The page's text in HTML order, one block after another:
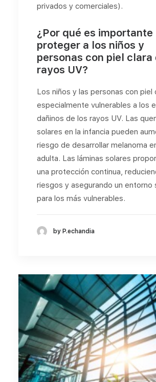
privados y comerciales).
¿Por qué es importante
proteger a los niños y
personas con piel clara
rayos UV?
Los niños y las personas con piel
especialmente vulnerables a los
dañinos de los rayos UV. Las
solares en la infancia pueden
riesgo de desarrollar melanoma
adulta. Las láminas solares
una protección continua,
riesgos y asegurando un entorno
para los más vulnerables.
by P.echandia